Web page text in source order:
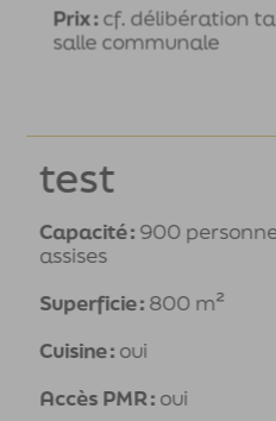
Prix :cf. délibération
salle communale
test
Capacité :900
assises
Superficie :800 m²
Cuisine :oui
Accès PMR :oui